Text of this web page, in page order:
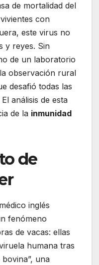
de mortalidad del
con
este virus no
y reyes. Sin
de un laboratorio
observación rural
desafió todas las
análisis de esta
de la inmunidad
de
inglés
fenómeno
de vacas: ellas
humana tras
una